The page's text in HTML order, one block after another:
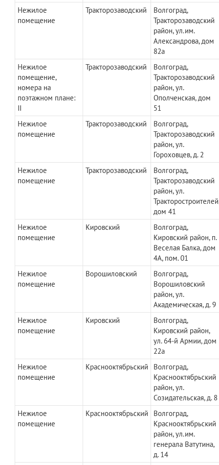
Нежилое
помещение
Тракторозаводский
Волгоград,
Тракторозаводский
район, ул.им.
Александрова, дом
82а
Нежилое
помещение,
номера на
поэтажном плане:
II
Тракторозаводский
Волгоград,
Тракторозаводский
район, ул.
Ополченская, дом
51
Нежилое
помещение
Тракторозаводский
Волгоград,
Тракторозаводский
район, ул.
Гороховцев, д. 2
Нежилое
помещение
Тракторозаводский
Волгоград,
Тракторозаводский
район, ул.
дом 41
Нежилое
помещение
Кировский
Волгоград,
Кировский район, п.
Веселая Балка, дом
4А, пом. 01
Нежилое
помещение
Ворошиловский
Волгоград,
Ворошиловский
район, ул.
Академическая, д. 9
Нежилое
помещение
Кировский
Волгоград,
Кировский район,
ул. 64-й Армии, дом
22а
Нежилое
помещение
Краснооктябрьский
Волгоград,
Краснооктябрьский
район, ул.
Созидательская, д. 8
Нежилое
помещение
Краснооктябрьский
Волгоград,
Краснооктябрьский
район, ул.им.
генерала Ватутина,
д. 14